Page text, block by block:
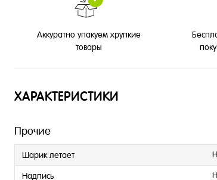
Аккуратно упакуем хрупкие
товары
ХАРАКТЕРИСТИКИ
Прочие
Шарик летает
Надпись